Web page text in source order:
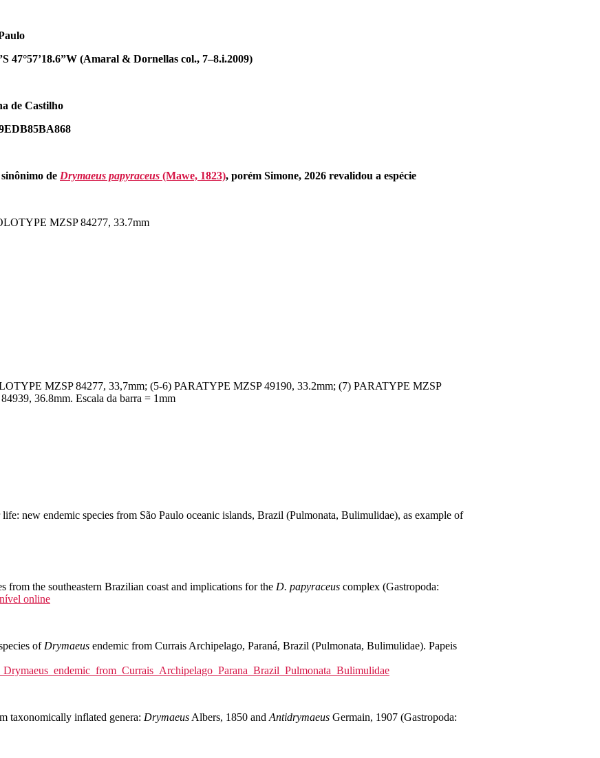
47°57’18.6”W (Amaral & Dornellas col., 7–8.i.2009)
de Castilho
de Drymaeus papyraceus (Mawe, 1823), porém Simone, 2026 revalidou a espécie
MZSP 84277, 33.7mm
MZSP 84277, 33,7mm; (5-6) PARATYPE MZSP 49190, 33.2mm; (7) PARATYPE MZSP
36.8mm. Escala da barra = 1mm
new endemic species from São Paulo oceanic islands, Brazil (Pulmonata, Bulimulidae), as example of
from the southeastern Brazilian coast and implications for the D. papyraceus complex (Gastropoda:
online
of Drymaeus endemic from Currais Archipelago, Paraná, Brazil (Pulmonata, Bulimulidae). Papeis
taxonomically inflated genera: Drymaeus Albers, 1850 and Antidrymaeus Germain, 1907 (Gastropoda: